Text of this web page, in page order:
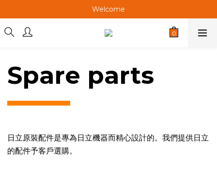
Welcome
Welcome
Welcome
Spare parts
日立原裝配件是專為日立機器而精心設計的。我們提供日立
的配件予客戶選購。